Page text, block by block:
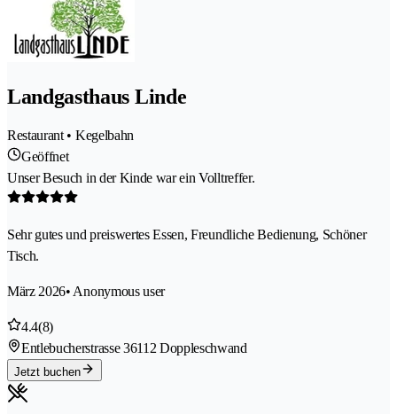
Landgasthaus Linde
Restaurant • Kegelbahn
Geöffnet
Unser Besuch in der Kinde war ein Volltreffer.
Sehr gutes und preiswertes Essen, Freundliche Bedienung, Schöner
Tisch.
März 2026• Anonymous user
4.4(8)
Entlebucherstrasse 36112 Doppleschwand
Jetzt buchen